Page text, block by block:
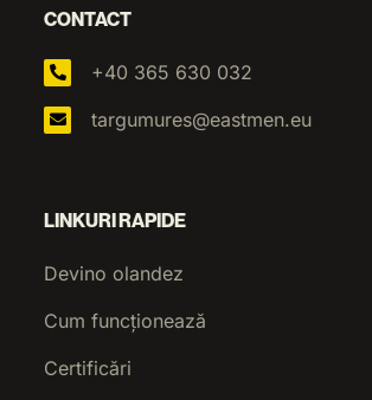
CONTACT
+40 365 630 032
targumures@eastmen.eu
LINKURI RAPIDE
Devino olandez
Cum funcționează
Certificări